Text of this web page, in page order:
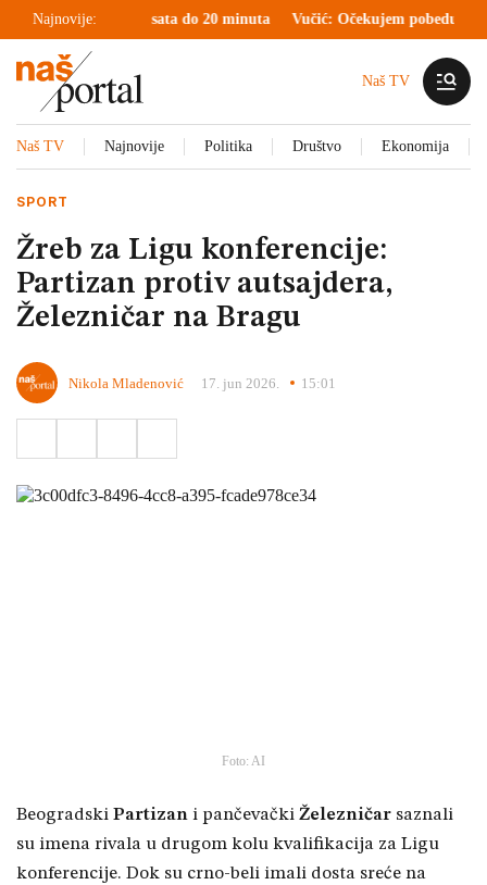
Najnovije:
čekaju od tri sata do 20 minuta Vučić: Očekujem pobedu vlasti i
Naš TV
Naš TV Najnovije Politika Društvo Ekonomija
SPORT
Žreb za Ligu konferencije:
Partizan protiv autsajdera,
Železničar na Bragu
Nikola Mladenović 17. jun 2026. 15:01
Foto: AI
Beogradski Partizan i pančevački Železničar saznali
su imena rivala u drugom kolu kvalifikacija za Ligu
konferencije. Dok su crno-beli imali dosta sreće na